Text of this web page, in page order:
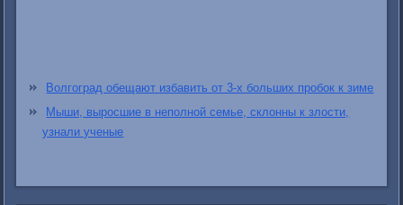
Волгоград обещают избавить от 3-х больших пробок к зиме
Мыши, выросшие в неполной семье, склонны к злости,
узнали ученые